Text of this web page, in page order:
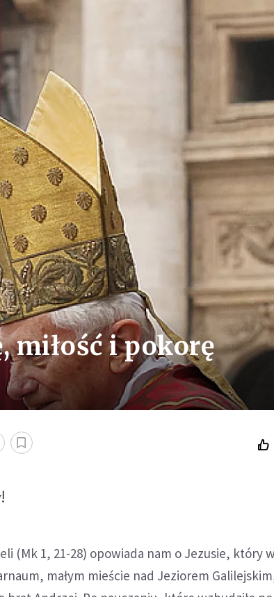
miłość i pokorę
(Mk 1, 21-28) opowiada nam o Jezusie, który
małym mieście nad Jeziorem